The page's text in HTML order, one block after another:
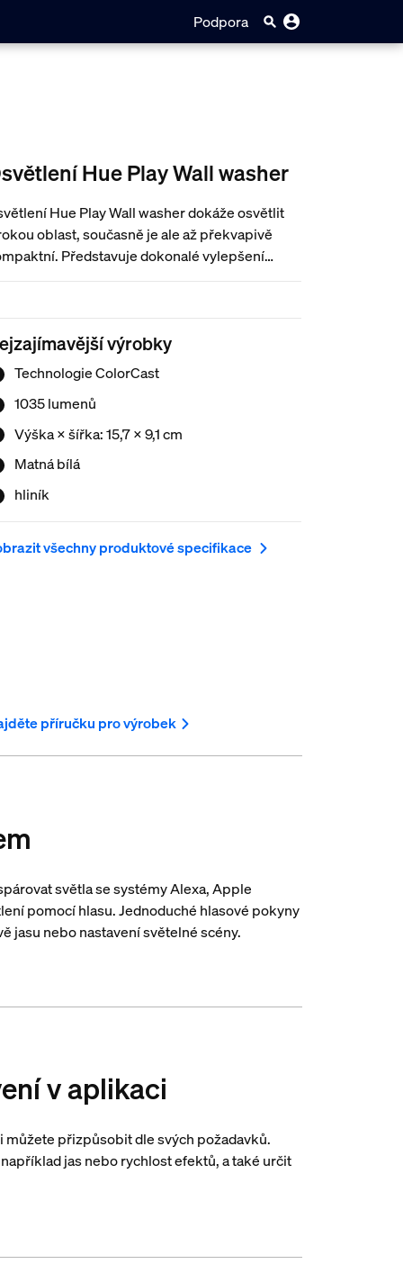
Podpora
Hue Play Wall washer
Hue Play Wall washer dokáže osvětlit
oblast, současně je ale až překvapivě
Představuje dokonalé vylepšení
Technologie ColorCast a elegantní
pro vaše domácí kino (nebo cokoli
výrobky
Technologie ColorCast
1035 lumenů
Výška × šířka: 15,7 × 9,1 cm
Matná bílá
hliník
všechny produktové specifikace
příručku pro výrobek
světla se systémy Alexa, Apple
pomocí hlasu. Jednoduché hlasové pokyny
jasu nebo nastavení světelné scény.
v aplikaci
přizpůsobit dle svých požadavků.
jas nebo rychlost efektů, a také určit